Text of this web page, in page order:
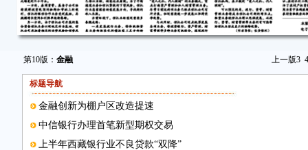
第10版： 金融 上一版3 4
标题导航
金融创新为棚户区改造提速
中信银行办理首笔新型期权交易
上半年西藏银行业不良贷款“双降”